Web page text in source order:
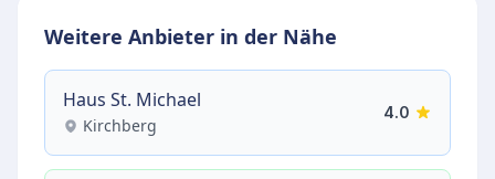
Weitere Anbieter in der Nähe
Haus St. Michael
Kirchberg
4.0